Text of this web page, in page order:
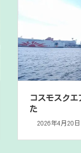
コスモスクエ
た
2026年4月20日